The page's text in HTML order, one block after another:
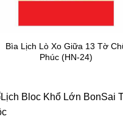
Bìa Lịch Lò Xo Giữa 13 Tờ
Phúc (HN-24)